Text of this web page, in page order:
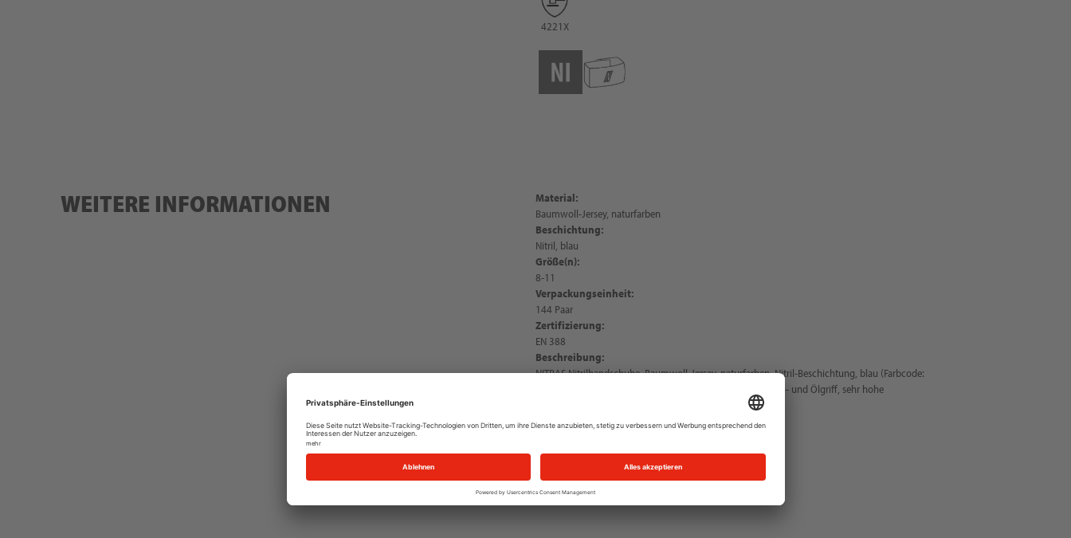
4221X
WEITERE INFORMATIONEN
Material:
Baumwoll-Jersey, naturfarben
Beschichtung:
Nitril, blau
Größe(n):
8-11
Verpackungseinheit:
144 Paar
Zertifizierung:
EN 388
Beschreibung:
NITRAS Nitrilhandschuhe, Baumwoll-Jersey, naturfarben, Nitril-Beschichtung, blau (Farbcode:
2216), 3/4-beschichtet, Segeltuchstulpe, sehr guter Trocken- und Ölgriff, sehr hohe